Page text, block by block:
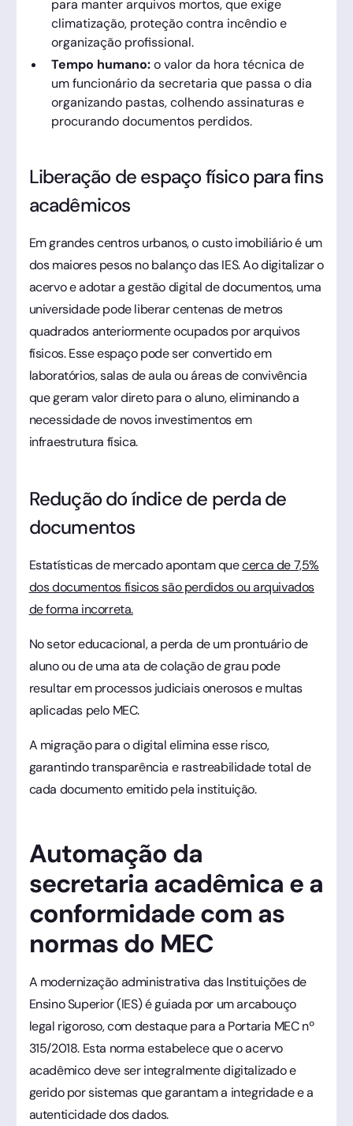
para manter arquivos mortos, que exige
climatização, proteção contra incêndio e
organização profissional.
Tempo humano:o valor da hora técnica de
um funcionário da secretaria que passa o dia
organizando pastas, colhendo assinaturas e
procurando documentos perdidos.
Liberação de espaço físico para fins
acadêmicos
Em grandes centros urbanos, o custo imobiliário é um
dos maiores pesos no balanço das IES. Ao digitalizar o
acervo e adotar a gestão digital de documentos, uma
universidade pode liberar centenas de metros
quadrados anteriormente ocupados por arquivos
físicos. Esse espaço pode ser convertido em
laboratórios, salas de aula ou áreas de convivência
que geram valor direto para o aluno, eliminando a
necessidade de novos investimentos em
infraestrutura física.
Redução do índice de perda de
documentos
Estatísticas de mercado apontam quecerca de 7,5%
dos documentos físicos são perdidos ou arquivados
de forma incorreta.
No setor educacional, a perda de um prontuário de
aluno ou de uma ata de colação de grau pode
resultar em processos judiciais onerosos e multas
aplicadas pelo MEC.
A migração para o digital elimina esse risco,
garantindo transparência e rastreabilidade total de
cada documento emitido pela instituição.
Automação da
secretaria acadêmica e a
conformidade com as
normas do MEC
A modernização administrativa das Instituições de
Ensino Superior (IES) é guiada por um arcabouço
legal rigoroso, com destaque para a Portaria MEC nº
315/2018. Esta norma estabelece que o acervo
acadêmico deve ser integralmente digitalizado e
gerido por sistemas que garantam a integridade e a
autenticidade dos dados.